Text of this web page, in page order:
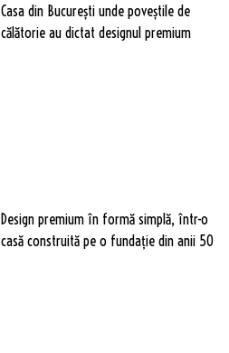
Casa din București unde poveștile de
călătorie au dictat designul premium
Design premium în formă simplă, într-o
casă construită pe o fundație din anii 50